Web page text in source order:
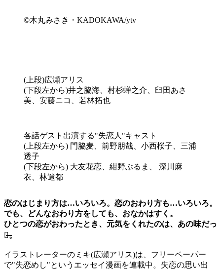
©木丸みさき・KADOKAWA/ytv
(上段)広瀬アリス
(下段左から)井之脇海、村杉蝉之介、臼田あさ
美、安藤ニコ、若林拓也
各話ゲスト出演する"失恋人"キャスト
(上段左から) 門脇⻨、前野朋哉、⼩⻄桜⼦、三浦
透⼦
(下段左から) 大友花恋、紺野ぶるま、 深川麻
衣、林遣都
恋のはじまり方は…いろいろ。恋のおわり方も…いろいろ。
でも、どんなおわり方をしても、おなかはすく。
ひとつの恋がおわったとき、元気をくれたのは、あの味だっ
た̶。
イラストレーターのミキ(広瀬アリス)は、フリーペーパー
で"失恋めし"というエッセイ漫画を連載中。失恋の思い出